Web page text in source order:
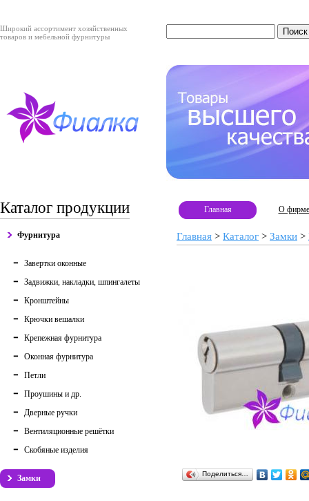
Широкий ассортимент хозяйственных
товаров и мебельной фурнитуры
Каталог продукции
Фурнитура
Завертки оконные
Задвижки, накладки, шпингалеты
Кронштейны
Крючки вешалки
Крепежная фурнитура
Оконная фурнитура
Петли
Проушины и др.
Дверные ручки
Вентиляционные решётки
Скобяные изделия
Замки
Главная О фирме
Главная > Каталог > Замки >
Поделиться…